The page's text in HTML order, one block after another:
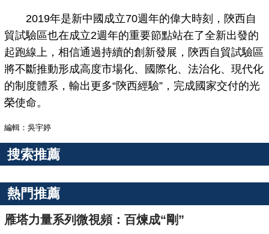
2019年是新中國成立70週年的偉大時刻，陝西自
貿試驗區也在成立2週年的重要節點站在了全新出發的
起跑線上，相信通過持續的創新發展，陝西自貿試驗區
將不斷推動形成高度市場化、國際化、法治化、現代化
的制度體系，輸出更多“陝西經驗”，完成國家交付的光
榮使命。
編輯：吳宇婷
搜索推薦
熱門推薦
雁塔力量系列微視頻：百煉成“剛”